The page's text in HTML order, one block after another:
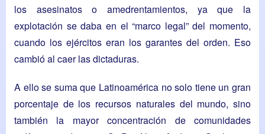
los asesinatos o amedrentamientos, ya que la
explotación se daba en el “marco legal” del momento,
cuando los ejércitos eran los garantes del orden. Eso
cambió al caer las dictaduras.
A ello se suma que Latinoamérica no solo tiene un gran
porcentaje de los recursos naturales del mundo, sino
también la mayor concentración de comunidades